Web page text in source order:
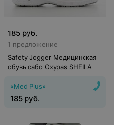
185 руб.
1 предложение
Safety Jogger Медицинская
обувь сабо Oxypas SHEILA
«Med Plus»
185 руб.